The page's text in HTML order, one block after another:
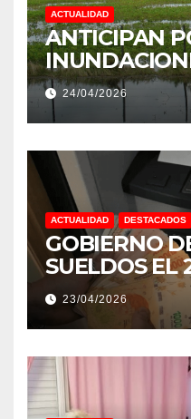
ACTUALIDAD
ANTICIPAN
EXTREMOS:
NIÑO MUY
24/04/2026
ACTUALIDAD DESTACADOS
GOBIERNO
SUELDOS EL
ABRIL, CON
AUMENTO
23/04/2026